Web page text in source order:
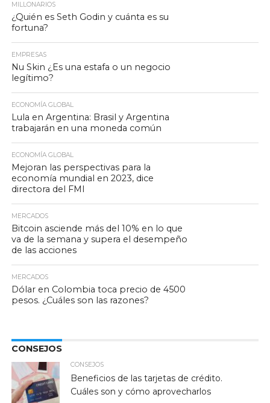
MILLONARIOS
¿Quién es Seth Godin y cuánta es su
fortuna?
EMPRESAS
Nu Skin ¿Es una estafa o un negocio
legítimo?
ECONOMÍA GLOBAL
Lula en Argentina: Brasil y Argentina
trabajarán en una moneda común
ECONOMÍA GLOBAL
Mejoran las perspectivas para la
economía mundial en 2023, dice
directora del FMI
MERCADOS
Bitcoin asciende más del 10% en lo que
va de la semana y supera el desempeño
de las acciones
MERCADOS
Dólar en Colombia toca precio de 4500
pesos. ¿Cuáles son las razones?
CONSEJOS
CONSEJOS
Beneficios de las tarjetas de crédito.
Cuáles son y cómo aprovecharlos